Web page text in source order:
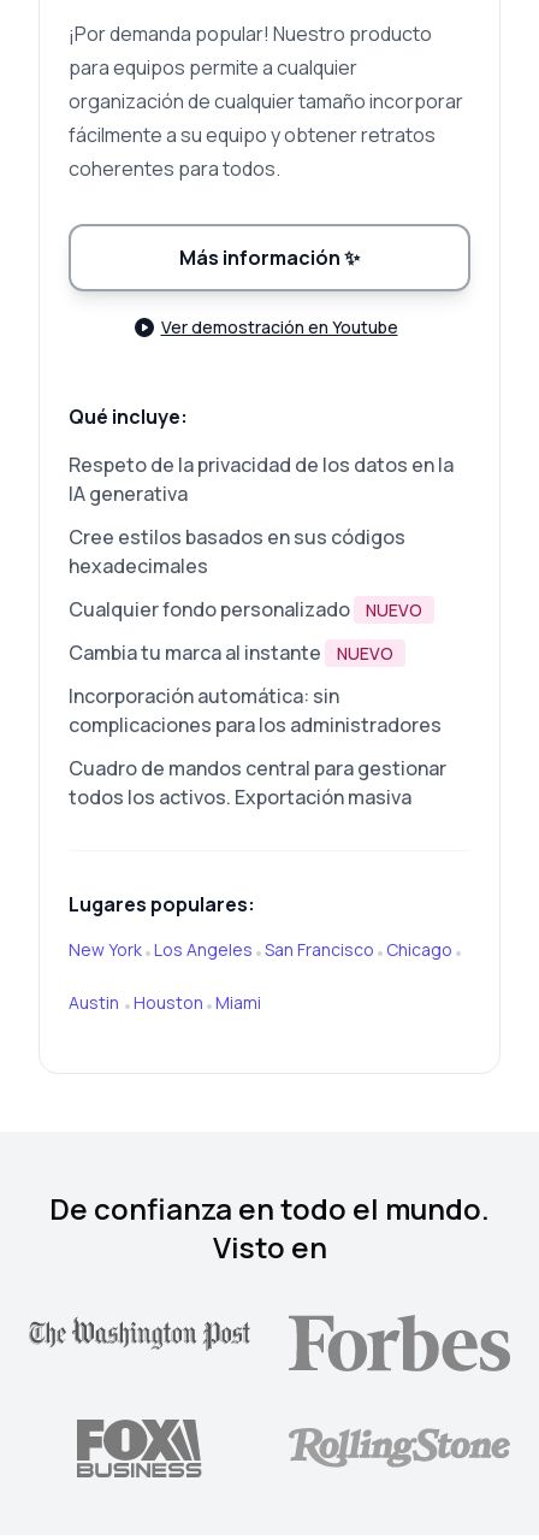
¡Por demanda popular! Nuestro producto
para equipos permite a cualquier
organización de cualquier tamaño incorporar
fácilmente a su equipo y obtener retratos
coherentes para todos.
Más información✨
Ver demostración en Youtube
Qué incluye:
Respeto de la privacidad de los datos en la
IA generativa
Cree estilos basados en sus códigos
hexadecimales
Cualquier fondo personalizado
NUEVO
Cambia tu marca al instante NUEVO
Incorporación automática: sin
complicaciones para los administradores
Cuadro de mandos central para gestionar
todos los activos. Exportación masiva
Lugares populares:
New York•Los Angeles •San Francisco • Chicago •
Austin •Houston •Miami
De confianza en todo el mundo.
Visto en